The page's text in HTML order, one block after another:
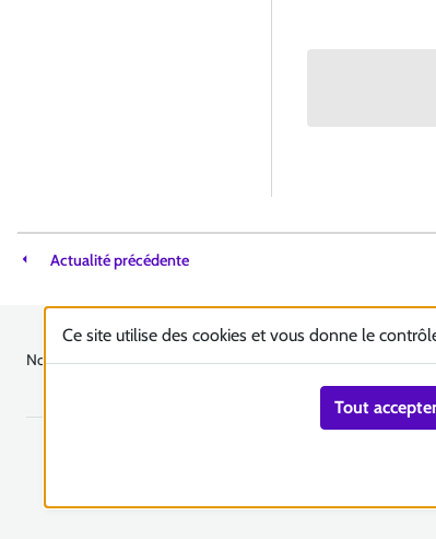
Actualité précédente
Nous contacterAccessibilité : totalement conformePlan du site
Ce site utilise des cookies et vous donne le
Tout accepter